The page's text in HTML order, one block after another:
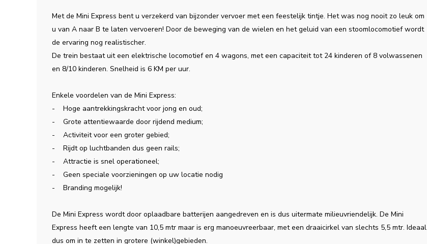
Met de Mini Express bent u verzekerd van bijzonder vervoer met een feestelijk tintje. Het was nog nooit zo leuk om
u van A naar B te laten vervoeren! Door de beweging van de wielen en het geluid van een stoomlocomotief wordt
de ervaring nog realistischer.
De trein bestaat uit een elektrische locomotief en 4 wagons, met een capaciteit tot 24 kinderen of 8 volwassenen
en 8/10 kinderen. Snelheid is 6 KM per uur.
Enkele voordelen van de Mini Express:
- Hoge aantrekkingskracht voor jong en oud;
- Grote attentiewaarde door rijdend medium;
- Activiteit voor een groter gebied;
- Rijdt op luchtbanden dus geen rails;
- Attractie is snel operationeel;
- Geen speciale voorzieningen op uw locatie nodig
- Branding mogelijk!
De Mini Express wordt door oplaadbare batterijen aangedreven en is dus uitermate milieuvriendelijk. De Mini
Express heeft een lengte van 10,5 mtr maar is erg manoeuvreerbaar, met een draaicirkel van slechts 5,5 mtr. Ideaal
dus om in te zetten in grotere (winkel)gebieden.